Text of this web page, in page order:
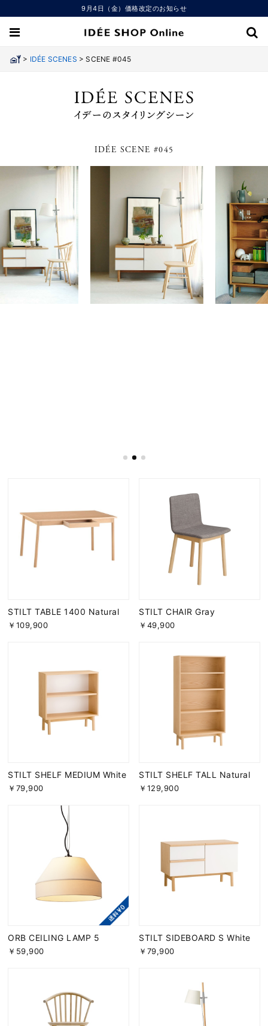
9月4日（金）価格改定のお知らせ
> IDÉE SCENES >SCENE #045
IDÉE SCENE #045
STILT TABLE 1400 Natural
￥109,900
STILT CHAIR Gray
￥49,900
STILT SHELF MEDIUM White
￥79,900
STILT SHELF TALL Natural
￥129,900
ORB CEILING LAMP 5
￥59,900
STILT SIDEBOARD S White
￥79,900